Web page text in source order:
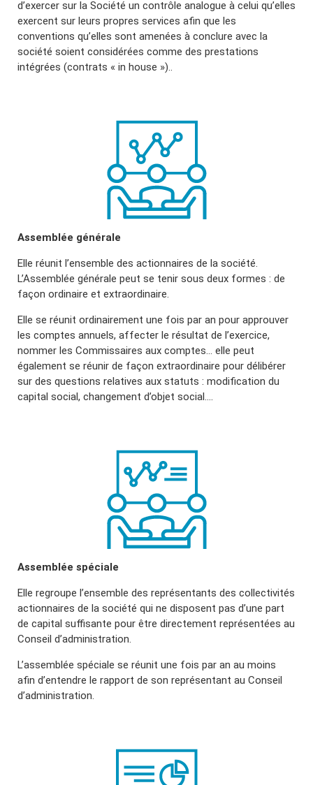
d’exercer sur la Société un contrôle analogue à celui qu’elles
exercent sur leurs propres services afin que les
conventions qu’elles sont amenées à conclure avec la
société soient considérées comme des prestations
intégrées (contrats « in house »)..
Assemblée générale
Elle réunit l’ensemble des actionnaires de la société.
L’Assemblée générale peut se tenir sous deux formes : de
façon ordinaire et extraordinaire.
Elle se réunit ordinairement une fois par an pour approuver
les comptes annuels, affecter le résultat de l’exercice,
nommer les Commissaires aux comptes… elle peut
également se réunir de façon extraordinaire pour délibérer
sur des questions relatives aux statuts : modification du
capital social, changement d’objet social….
Assemblée spéciale
Elle regroupe l’ensemble des représentants des collectivités
actionnaires de la société qui ne disposent pas d’une part
de capital suffisante pour être directement représentées au
Conseil d’administration.
L’assemblée spéciale se réunit une fois par an au moins
afin d’entendre le rapport de son représentant au Conseil
d’administration.